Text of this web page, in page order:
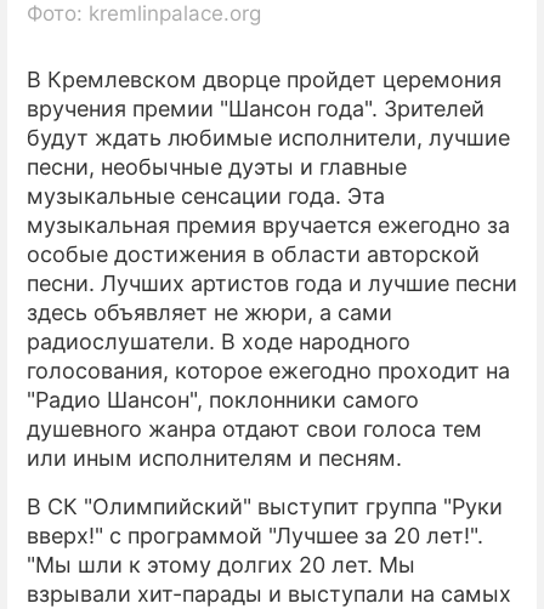
Фото: kremlinpalace.org
В Кремлевском дворце пройдет церемония
вручения премии "Шансон года". Зрителей
будут ждать любимые исполнители, лучшие
песни, необычные дуэты и главные
музыкальные сенсации года. Эта
музыкальная премия вручается ежегодно за
особые достижения в области авторской
песни. Лучших артистов года и лучшие песни
здесь объявляет не жюри, а сами
радиослушатели. В ходе народного
голосования, которое ежегодно проходит на
"Радио Шансон", поклонники самого
душевного жанра отдают свои голоса тем
или иным исполнителям и песням.
В СК "Олимпийский" выступит группа "Руки
вверх!" с программой "Лучшее за 20 лет!".
"Мы шли к этому долгих 20 лет. Мы
взрывали хит-парады и выступали на самых